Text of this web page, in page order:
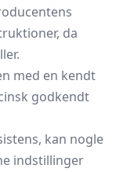
da
med en kendt
godkendt
kan nogle
indstillinger